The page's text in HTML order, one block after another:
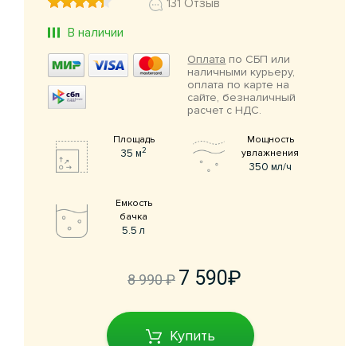
131 Отзыв
В наличии
Оплата по СБП или
наличными курьеру,
оплата по карте на
сайте, безналичный
расчет с НДС.
Площадь
35 м2
Мощность
увлажнения
350 мл/ч
Емкость
бачка
5.5 л
8 990 7 590
Купить